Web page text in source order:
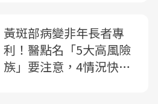
黃斑部病變非年長者專
利！醫點名「5大高風險
族」要注意，4情況快就